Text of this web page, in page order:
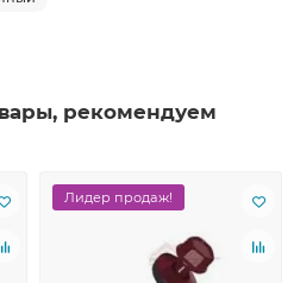
рекомендуем
Лидер продаж!